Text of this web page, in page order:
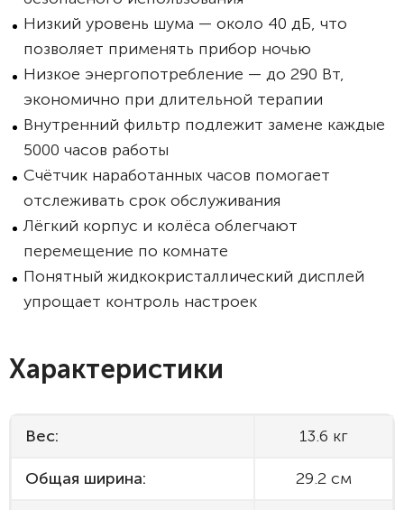
Низкий уровень шума — около 40 дБ, что
позволяет применять прибор ночью
Низкое энергопотребление — до 290 Вт,
экономично при длительной терапии
Внутренний фильтр подлежит замене каждые
5000 часов работы
Счётчик наработанных часов помогает
отслеживать срок обслуживания
Лёгкий корпус и колёса облегчают
перемещение по комнате
Понятный жидкокристаллический дисплей
упрощает контроль настроек
Характеристики
Вес: 13.6 кг
Общая ширина: 29.2 см